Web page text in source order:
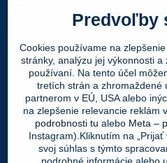
Osobný odber
Navštívte našu predajňu -
Obuv LEON, Mlynská 21, 040 01
Váš Objednaný tovar si môžete
Predvoľby
Cookies používame na
stránky, analýzu jej výkonnosti
používaní. Na tento účel
tretích strán a zhromaždené
partnerom v EÚ, USA alebo
na zlepšenie relevancie reklám
podrobnosti tu alebo Meta –
Instagram).Kliknutím na
svoj súhlas s týmto